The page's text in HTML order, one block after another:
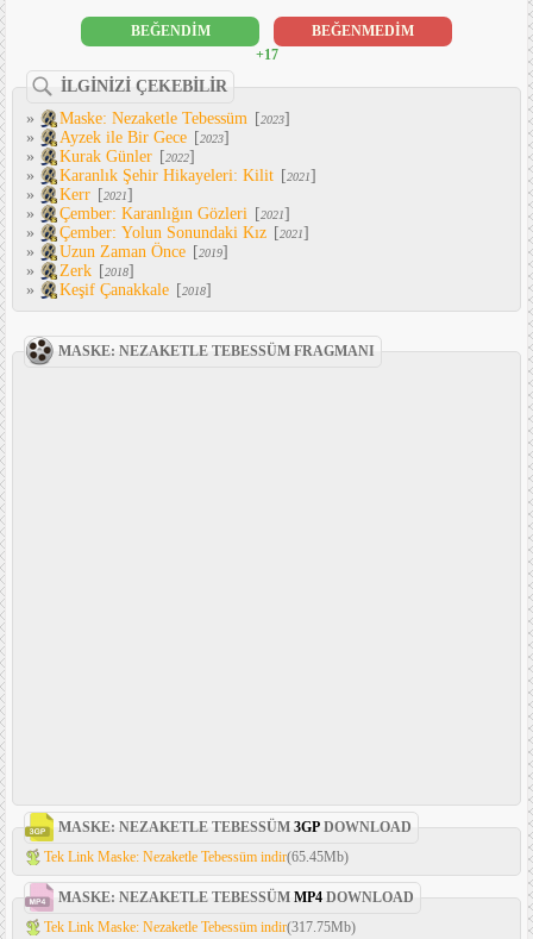
BEĞENDİM
BEĞENMEDİM
+17
İLGİNİZİ ÇEKEBİLİR
»
Maske: Nezaketle Tebessüm [2023]
»
Ayzek ile Bir Gece [2023]
»
Kurak Günler [2022]
»
Karanlık Şehir Hikayeleri: Kilit [2021]
»
Kerr [2021]
»
Çember: Karanlığın Gözleri [2021]
»
Çember: Yolun Sonundaki Kız [2021]
»
Uzun Zaman Önce [2019]
»
Zerk [2018]
»
Keşif Çanakkale [2018]
MASKE: NEZAKETLE TEBESSÜM FRAGMANI
MASKE: NEZAKETLE TEBESSÜM 3GP DOWNLOAD
Tek Link Maske: Nezaketle Tebessüm indir(65.45Mb)
MASKE: NEZAKETLE TEBESSÜM MP4 DOWNLOAD
Tek Link Maske: Nezaketle Tebessüm indir(317.75Mb)